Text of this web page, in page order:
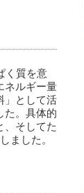
く質を意
ネルギー量
」として活
た。具体的
、そしてた
ました。